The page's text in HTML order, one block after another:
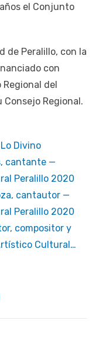
el Conjunto
de Peralillo, con la
con
Regional del
Consejo Regional.
Divino
cantante —
Peralillo 2020
cantautor —
Peralillo 2020
compositor y
Cultural…